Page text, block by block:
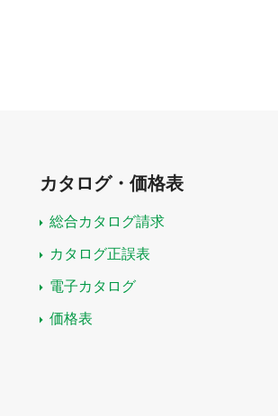
カタログ・価格表
総合カタログ請求
カタログ正誤表
電子カタログ
価格表